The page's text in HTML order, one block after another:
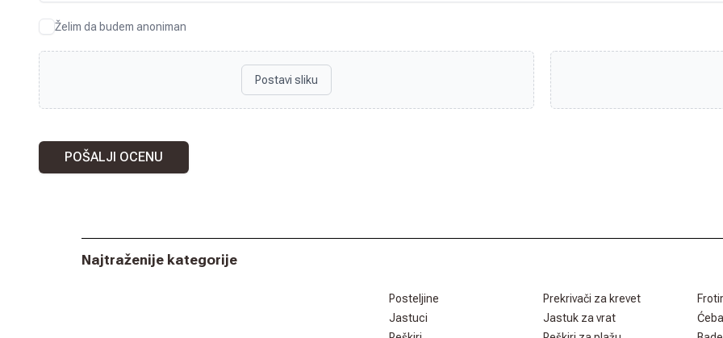
Želim da budem anoniman
Postavi sliku
POŠALJI OCENU
Najtraženije kategorije
Posteljine Prekrivači za krevet
Jastuci
Jastuk za vrat